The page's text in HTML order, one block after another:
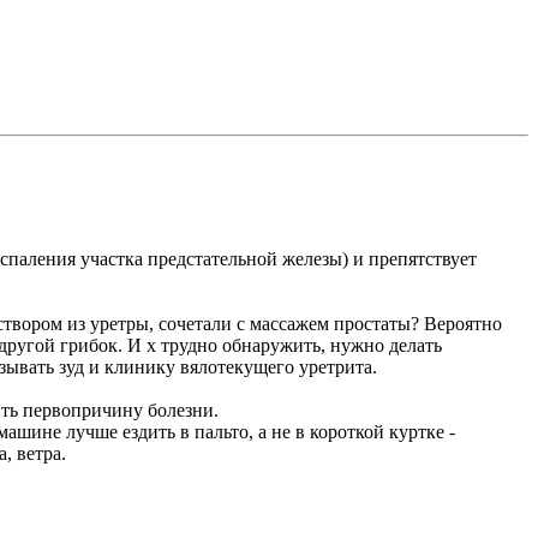
участка предстательной железы) и препятствует
из уретры, сочетали с массажем простаты? Вероятно
грибок. И х трудно обнаружить, нужно делать
зуд и клинику вялотекущего уретрита.
первопричину болезни.
лучше ездить в пальто, а не в короткой куртке -
ветра.